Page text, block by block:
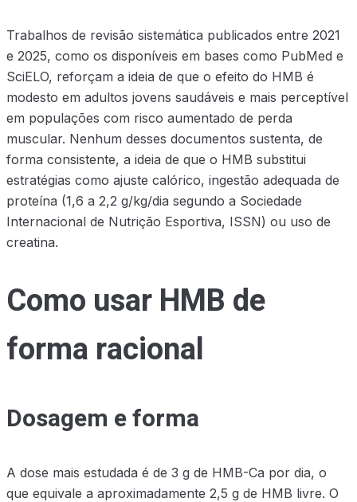
Trabalhos de revisão sistemática publicados entre 2021
e 2025, como os disponíveis em bases como PubMed e
SciELO, reforçam a ideia de que o efeito do HMB é
modesto em adultos jovens saudáveis e mais perceptível
em populações com risco aumentado de perda
muscular. Nenhum desses documentos sustenta, de
forma consistente, a ideia de que o HMB substitui
estratégias como ajuste calórico, ingestão adequada de
proteína (1,6 a 2,2 g/kg/dia segundo a Sociedade
Internacional de Nutrição Esportiva, ISSN) ou uso de
creatina.
Como usar HMB de
forma racional
Dosagem e forma
A dose mais estudada é de 3 g de HMB-Ca por dia, o
que equivale a aproximadamente 2,5 g de HMB livre. O